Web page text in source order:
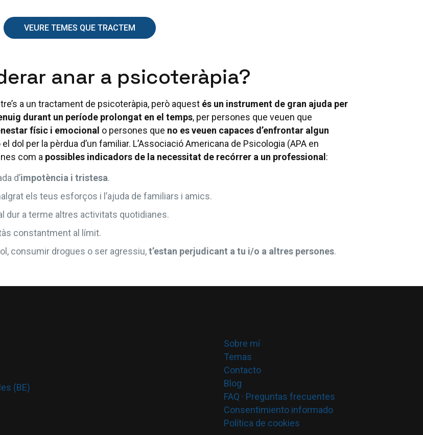
VEURE TEMES QUE TRACTEM
anar a psicoteràpia?
a un tractament de psicoteràpia, però aquest és un instrument de gran ajuda per
durant un període prolongat en el temps, per persones que veuen que
físic i emocional o persones que no es veuen capaces d’enfrontar algun
dol per la pèrdua d’un familiar. L’Associació Americana de Psicologia (APA en
com a possibles indicadors de la necessitat de recórrer a un professional :
d’impotència i tristesa.
els teus esforços i l’ajuda de familiars i amics.
dur a terme altres activitats quotidianes.
constantment al límit.
consumir drogues o ser agressiu,t’estan perjudicant a tu i/o a altres persones.
(BE)
Sobre mí
Temas
Contacto
Blog
FAQ · Preguntas frecuentes
Consentimiento informado
Política de cookies